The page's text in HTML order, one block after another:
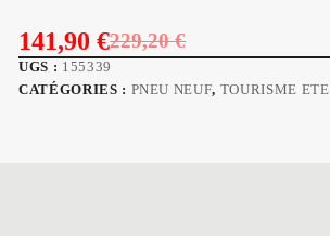
229,20€
Le
prix
141,90€
Le
prix
UGS : 155339
CATÉGORIES : PNEU NEUF, TOURISME ETE